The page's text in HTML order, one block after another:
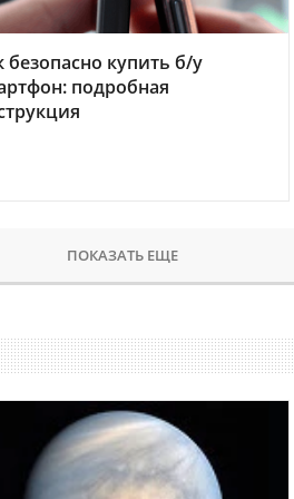
безопасно купить б/у
подробная
ПОКАЗАТЬ ЕЩЕ